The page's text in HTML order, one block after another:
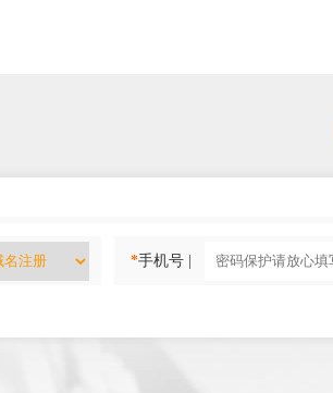
*手机号 |